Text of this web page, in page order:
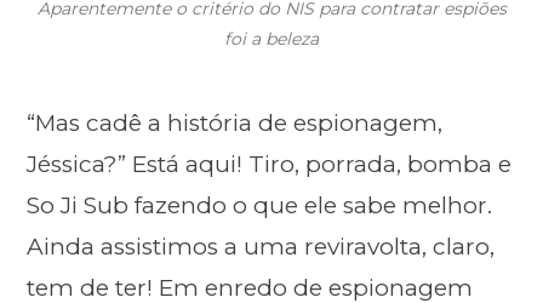
Aparentemente o critério do NIS para contratar espiões
foi a beleza
“Mas cadê a história de espionagem,
Jéssica?” Está aqui! Tiro, porrada, bomba e
So Ji Sub fazendo o que ele sabe melhor.
Ainda assistimos a uma reviravolta, claro,
tem de ter! Em enredo de espionagem